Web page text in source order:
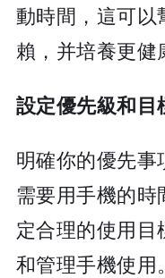
動時間，這可以
賴，并培養更健
設定優先級和目
明確你的優先事
需要用手機的時
定合理的使用目
和管理手機使用